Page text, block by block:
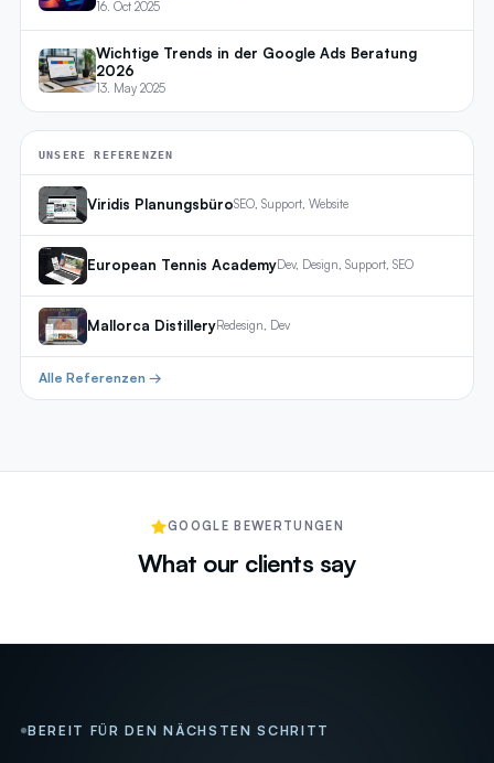
16. Oct 2025
Wichtige Trends in der Google Ads Beratung
2026
13. May 2025
UNSERE REFERENZEN
Viridis PlanungsbüroSEO, Support, Website
European Tennis AcademyDev, Design, Support, SEO
Mallorca DistilleryRedesign, Dev
Alle Referenzen →
GOOGLE BEWERTUNGEN
What our clients say
BEREIT FÜR DEN NÄCHSTEN SCHRITT